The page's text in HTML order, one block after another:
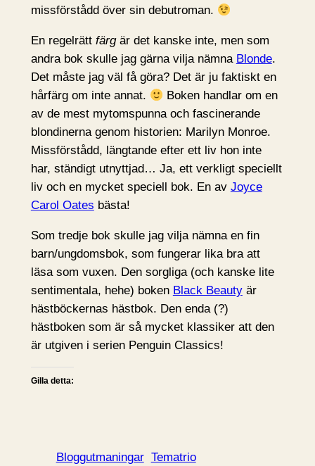
missförstådd över sin debutroman.
En regelrättfärgär det kanske inte, men som
andra bok skulle jag gärna vilja nämna Blonde.
Det måste jag väl få göra? Det är ju faktiskt en
hårfärg om inte annat.
Boken handlar om en
av de mest mytomspunna och fascinerande
blondinerna genom historien: Marilyn Monroe.
Missförstådd, längtande efter ett liv hon inte
har, ständigt utnyttjad… Ja, ett verkligt speciellt
liv och en mycket speciell bok. En av Joyce
Carol Oates bästa!
Som tredje bok skulle jag vilja nämna en fin
barn/ungdomsbok, som fungerar lika bra att
läsa som vuxen. Den sorgliga (och kanske lite
sentimentala, hehe) boken Black Beautyär
hästböckernas hästbok. Den enda (?)
hästboken som är så mycket klassiker att den
är utgiven i serien Penguin Classics!
Gilla detta:
Bloggutmaningar Tematrio